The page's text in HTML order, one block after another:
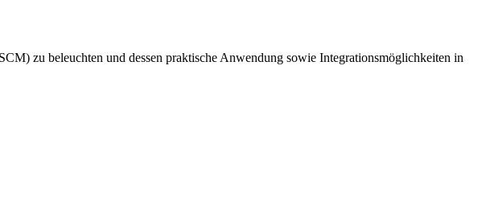
zu beleuchten und dessen praktische Anwendung sowie Integrationsmöglichkeiten in